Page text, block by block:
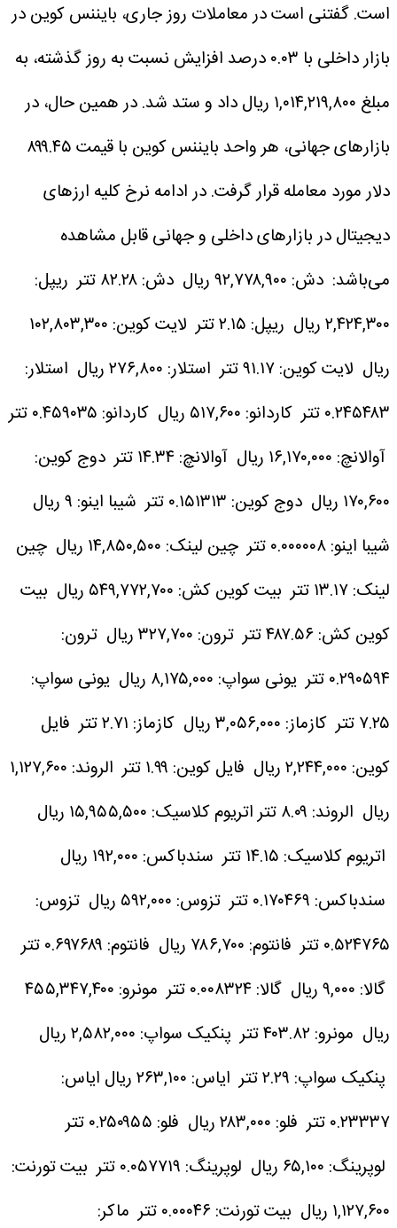
است.گفتنی است در معاملات روز جاری، بایننس کوین در
بازار داخلی با ۰.۰۳ درصد افزایش نسبت به روز گذشته، به
مبلغ ۱,۰۱۴,۲۱۹,۸۰۰ ریال داد و ستد شد. در همین حال، در
بازار‌های جهانی، هر واحد بایننس کوین با قیمت ۸۹۹.۴۵
دلار مورد معامله قرار گرفت.در ادامه نرخ کلیه ارز‌های
دیجیتال در بازار‌های داخلی و جهانی قابل مشاهده
می‌باشد: دش: ۹۲,۷۷۸,۹۰۰ ریال دش: ۸۲.۲۸ تتر
ریپل:
۲,۴۲۴,۳۰۰ ریال
ریپل: ۲.۱۵ تتر
لایت کوین: ۱۰۲,۸۰۳,۳۰۰
ریال لایت کوین: ۹۱.۱۷ تتر استلار: ۲۷۶,۸۰۰ ریال
استلار:
۰.۲۴۵۴۸۳ تتر
کاردانو: ۵۱۷,۶۰۰ ریال
کاردانو: ۰.۴۵۹۰۳۵ تتر
آوالانچ: ۱۶,۱۷۰,۰۰۰ ریال
آوالانچ: ۱۴.۳۴ تتر
دوج کوین:
۱۷۰,۶۰۰ ریال
دوج کوین: ۰.۱۵۱۳۱۳ تتر
شیبا اینو: ۹ ریال
شیبا اینو: ۰.۰۰۰۰۰۸ تتر
چین لینک: ۱۴,۸۵۰,۵۰۰ ریال
چین
لینک: ۱۳.۱۷ تتر
بیت کوین کش: ۵۴۹,۷۷۲,۷۰۰ ریال
بیت
کوین کش: ۴۸۷.۵۶ تتر
ترون: ۳۲۷,۷۰۰ ریال
ترون:
۰.۲۹۰۵۹۴ تتر
یونی سواپ: ۸,۱۷۵,۰۰۰ ریال
یونی سواپ:
۷.۲۵ تتر
کازماز: ۳,۰۵۶,۰۰۰ ریال کازماز: ۲.۷۱ تتر
فایل
کوین: ۲,۲۴۴,۰۰۰ ریال
فایل کوین: ۱.۹۹ تتر
الروند: ۱,۱۲۷,۶۰۰
ریال الروند: ۸.۰۹ تتر
اتریوم کلاسیک: ۱۵,۹۵۵,۵۰۰ ریال
اتریوم کلاسیک: ۱۴.۱۵ تتر
سندباکس: ۱۹۲,۰۰۰ ریال
سندباکس: ۰.۱۷۰۴۶۹ تتر
تزوس: ۵۹۲,۰۰۰ ریال
تزوس:
۰.۵۲۴۷۶۵ تتر
فانتوم: ۷۸۶,۷۰۰ ریال
فانتوم: ۰.۶۹۷۶۸۹ تتر
گالا: ۹,۰۰۰ ریال
گالا: ۰.۰۰۸۳۲۴ تتر
مونرو: ۴۵۵,۳۴۷,۴۰۰
ریال مونرو: ۴۰۳.۸۲ تتر
پنکیک سواپ: ۲,۵۸۲,۰۰۰ ریال
پنکیک سواپ: ۲.۲۹ تتر
ایاس: ۲۶۳,۱۰۰ ریال
ایاس:
۰.۲۳۳۳۷ تتر
فلو: ۲۸۳,۰۰۰ ریال
فلو: ۰.۲۵۰۹۵۵ تتر
لوپرینگ: ۶۵,۱۰۰ ریال
لوپرینگ: ۰.۰۵۷۷۱۹ تتر
بیت تورنت:
۱,۱۲۷,۶۰۰ ریال
بیت تورنت: ۰.۰۰۰۴۶ تتر
ماکر: